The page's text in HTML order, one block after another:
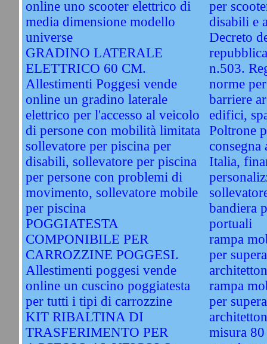
online uno scooter elettrico di
media dimensione modello
universe
GRADINO LATERALE
ELETTRICO 60 CM.
Allestimenti Poggesi vende
online un gradino laterale
elettrico per l'accesso al veicolo
di persone con mobilità limitata
sollevatore per piscina per
disabili, sollevatore per piscina
per persone con problemi di
movimento, sollevatore mobile
per piscina
POGGIATESTA
COMPONIBILE PER
CARROZZINE POGGESI.
Allestimenti poggesi vende
online un cuscino poggiatesta
per tutti i tipi di carrozzine
KIT RIBALTINA DI
TRASFERIMENTO PER
per
disabili e
Decreto
n.503.
norme
barriere
edifici,
Poltrone
Italia,
bandiera
portuali
rampa
per
rampa
per
misura